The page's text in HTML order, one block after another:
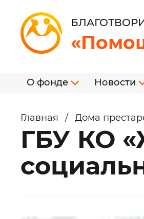
О фонде Новости
Главная / Дома
ГБУ КО